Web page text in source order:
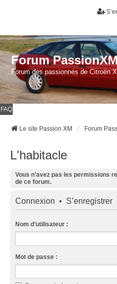
Forum
Forum des passionnés de Citroën
FAQ
Le site Passion XM Forum
L'habitacle
Vous n’avez pas les permissions
de ce forum.
Connexion • S’enregistrer
Nom d’utilisateur :
Mot de passe :